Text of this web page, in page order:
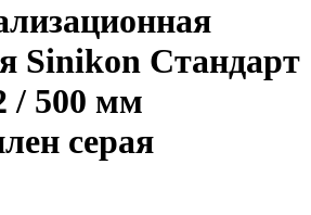
Sinikon Стандарт
/ 500 мм
серая